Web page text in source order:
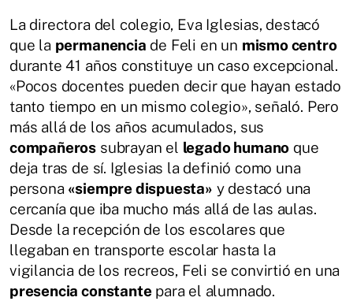
La directora del colegio, Eva Iglesias, destacó
que la permanencia de Feli en un mismo centro
durante 41 años constituye un caso excepcional.
«Pocos docentes pueden decir que hayan estado
tanto tiempo en un mismo colegio», señaló. Pero
más allá de los años acumulados, sus
compañeros subrayan el legado humano que
deja tras de sí. Iglesias la definió como una
persona «siempre dispuesta» y destacó una
cercanía que iba mucho más allá de las aulas.
Desde la recepción de los escolares que
llegaban en transporte escolar hasta la
vigilancia de los recreos, Feli se convirtió en una
presencia constantepara el alumnado.